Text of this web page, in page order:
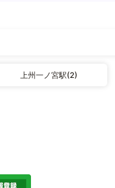
上州一ノ宮駅(2)